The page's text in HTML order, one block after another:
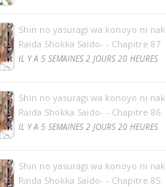
Shin no yasuragi wa konoyo ni
Raida Shokka Saido- - Chapitre 87
IL Y A 5 SEMAINES 2 JOURS 20 HEURES
Shin no yasuragi wa konoyo ni
Raida Shokka Saido- - Chapitre 86
IL Y A 5 SEMAINES 2 JOURS 20 HEURES
Shin no yasuragi wa konoyo ni
Raida Shokka Saido- - Chapitre 85